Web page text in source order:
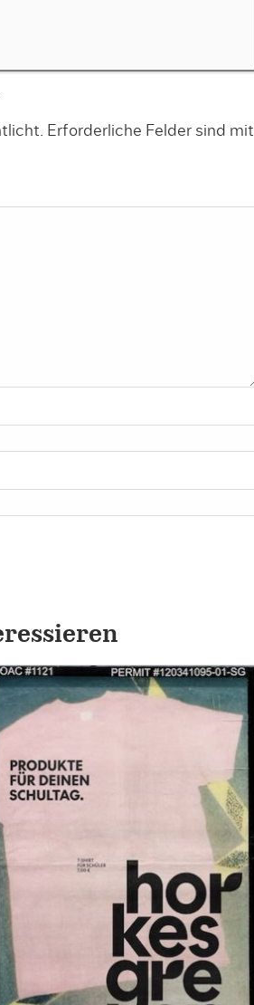
Erforderliche Felder sind mit